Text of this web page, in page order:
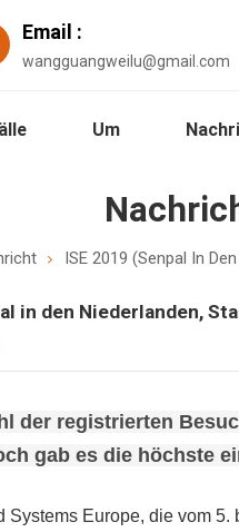
Email :
wangguangweilu@gmail.com
Um
ISE 2019 (Senpal In
in den Niederlanden,
der registrierten
gab es die höchste
Systems Europe, die vom